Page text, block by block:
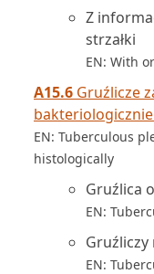
Z
strzałki
EN: With
A15.6 Gruźlicze
EN: Tuberculous
histologically
Gruźlica
EN:
Gruźliczy
EN: